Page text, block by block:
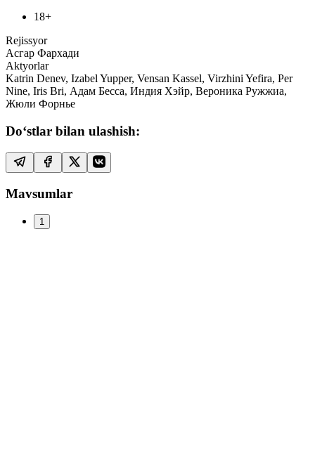
18+
Rejissyor
Асгар Фархади
Aktyorlar
Katrin Denev, Izabel Yupper, Vensan Kassel, Virzhini Yefira, Per
Nine, Iris Bri, Адам Бесса, Индия Хэйр, Вероника Ружжиа,
Жюли Форнье
Do‘stlar bilan ulashish:
Mavsumlar
1